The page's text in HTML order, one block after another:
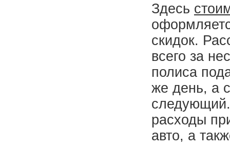
Здесь
скидок.
всего за
полиса
же день, а
расходы
авто, а